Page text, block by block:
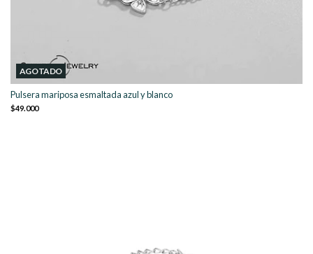
AGOTADO
Pulsera mariposa esmaltada azul y blanco
$49.000